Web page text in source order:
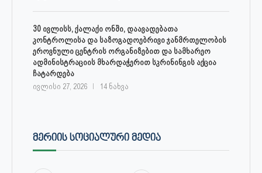
30 ივლისს, ქალაქი ონში, დაავადებათა
კონტროლისა და საზოგადოებრივი ჯანმრთელობის
ეროვნული ცენტრის ორგანიზებით და სამხარეო
ადმინისტრაციის მხარდაჭერით სკრინინგის აქცია
ჩატარდება
ივლისი 27, 2026 14 ნახვა
ᲛᲔᲠᲘᲘᲡ ᲡᲝᲪᲘᲐᲚᲣᲠᲘ ᲛᲔᲓᲘᲐ